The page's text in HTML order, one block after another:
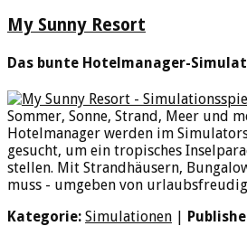
My Sunny Resort
Das bunte Hotelmanager-
Sommer, Sonne, Strand, Meer und
Hotelmanager werden im
gesucht, um ein tropisches
stellen. Mit Strandhäusern,
muss - umgeben von
Kategorie: Simulationen |